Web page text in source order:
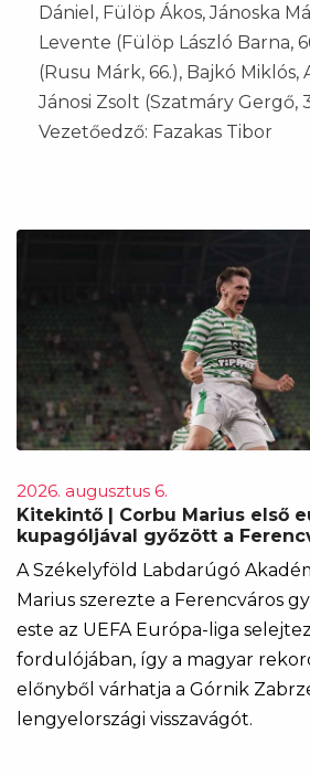
Dániel, Fülöp Ákos, Jánoska
Levente (Fülöp László Barna,
(Rusu Márk, 66.), Bajkó Miklós,
Jánosi Zsolt (Szatmáry Gergő,
Vezetőedző: Fazakas Tibor
2026. augusztus 6.
Kitekintő | Corbu Marius első
kupagóljával győzött a
A Székelyföld Labdarúgó
Marius szerezte a Ferencváros
este az UEFA Európa-liga
fordulójában, így a magyar
előnyből várhatja a Górnik
lengyelországi visszavágót.